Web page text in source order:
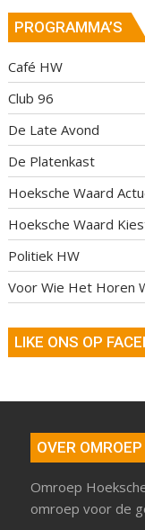
PROGRAMMA’S
Café HW
Club 96
De Late Avond
De Platenkast
Hoeksche Waard
Hoeksche Waard
Politiek HW
Voor Wie Het Horen
LIKE ONS OP
OVER
Omroep
omroep voor de